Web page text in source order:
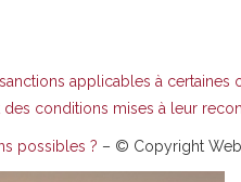
applicables à certaines
conditions mises à leur
possibles ? – © Copyright